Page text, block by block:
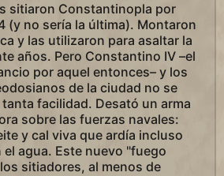
sitiaron Constantinopla por
(y no sería la última). Montaron
y las utilizaron para asaltar la
años. Pero Constantino IV –el
por aquel entonces– y los
de la ciudad no se
facilidad. Desató un arma
sobre las fuerzas navales:
y cal viva que ardía incluso
agua. Este nuevo "fuego
sitiadores, al menos de